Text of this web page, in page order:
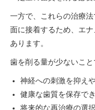
一方で、これらの治療
面に接着するため、エ
あります。
歯を削る量が少ないこと
神経への刺激を抑え
健康な歯質を保存で
将来的な再治療の選